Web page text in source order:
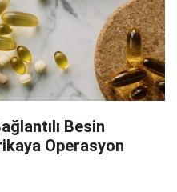
Besin
Operasyon